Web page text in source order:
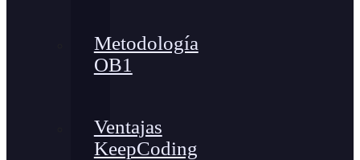
Metodología
OB1
Ventajas
KeepCoding